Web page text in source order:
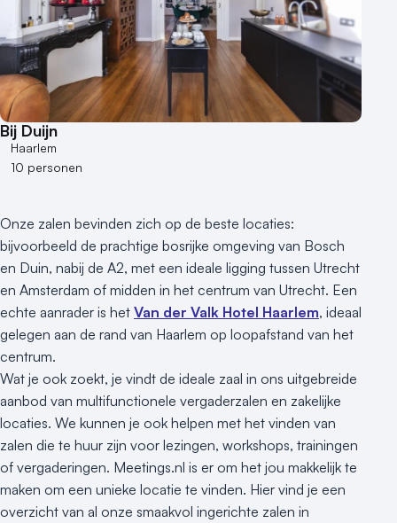
Bij Duijn
Haarlem
10 personen
Onze zalen bevinden zich op de beste locaties:
bijvoorbeeld de prachtige bosrijke omgeving van Bosch
en Duin, nabij de A2, met een ideale ligging tussen Utrecht
en Amsterdam of midden in het centrum van Utrecht. Een
echte aanrader is het Van der Valk Hotel Haarlem, ideaal
gelegen aan de rand van Haarlem op loopafstand van het
centrum.
Wat je ook zoekt, je vindt de ideale zaal in ons uitgebreide
aanbod van multifunctionele vergaderzalen en zakelijke
locaties. We kunnen je ook helpen met het vinden van
zalen die te huur zijn voor lezingen, workshops, trainingen
of vergaderingen. Meetings.nl is er om het jou makkelijk te
maken om een unieke locatie te vinden. Hier vind je een
overzicht van al onze smaakvol ingerichte zalen in